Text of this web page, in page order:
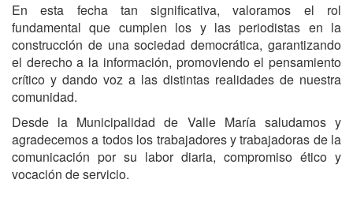
En esta fecha tan significativa, valoramos el rol
fundamental que cumplen los y las periodistas en la
construcción de una sociedad democrática, garantizando
el derecho a la información, promoviendo el pensamiento
crítico y dando voz a las distintas realidades de nuestra
comunidad.
Desde la Municipalidad de Valle María saludamos y
agradecemos a todos los trabajadores y trabajadoras de la
comunicación por su labor diaria, compromiso ético y
vocación de servicio.